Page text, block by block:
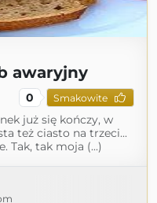
awaryjny
0 Smakowite
już się kończy, w
też ciasto na trzeci...
Tak, tak moja (...)